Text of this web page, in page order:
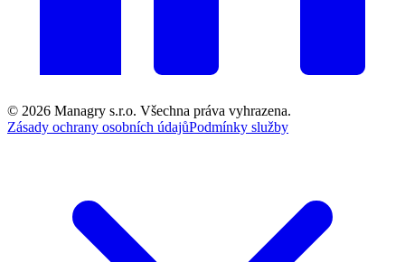
© 2026 Managry s.r.o. Všechna práva vyhrazena.
Zásady ochrany osobních údajůPodmínky služby